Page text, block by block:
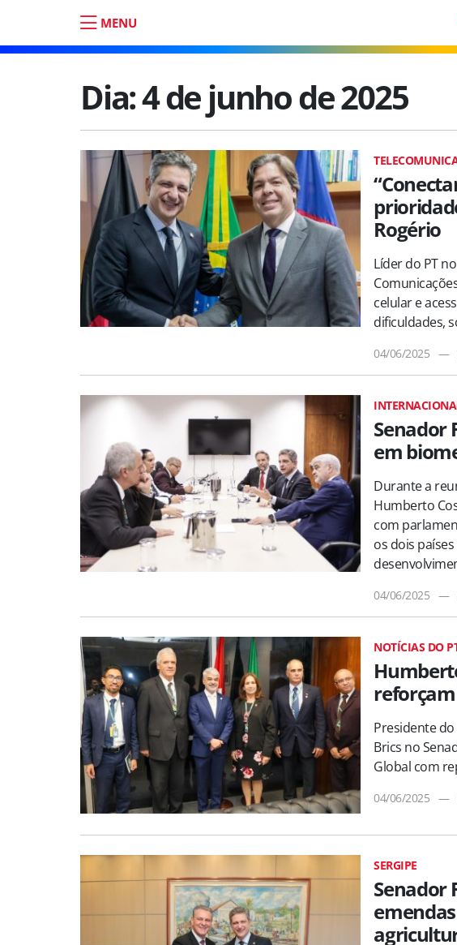
MENU
Dia:4 de junho de 2025
Rogério
Líder do PT
celular e
dificuldades,
04/06/2025 —
Senador
em
Durante a
Humberto
com
os dois
04/06/2025 —
NOTÍCIAS DO
reforçam
Presidente
Brics no
Global com
04/06/2025 —
SERGIPE
Senador